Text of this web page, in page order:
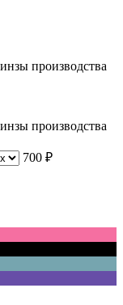
производства
производства
700 ₽